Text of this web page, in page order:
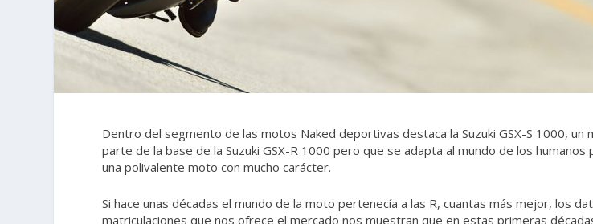
Dentro del segmento de las motos Naked deportivas destaca la Suzuki GSX-S 1000, un
parte de la base de la Suzuki GSX-R 1000 pero que se adapta al mundo de los humanos
una polivalente moto con mucho carácter.
Si hace unas décadas el mundo de la moto pertenecía a las R, cuantas más mejor, los
matriculaciones que nos ofrece el mercado nos muestran que en estas primeras